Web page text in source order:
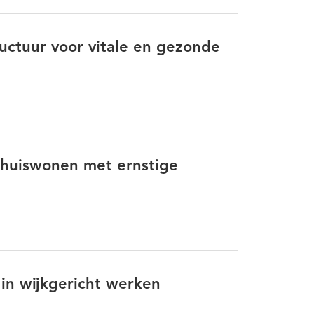
Nieuwe werkwijzen Participatie
Zelfredzaamheid Zelfregie
voor vitale en gezonde
met ernstige
in wijkgericht werken